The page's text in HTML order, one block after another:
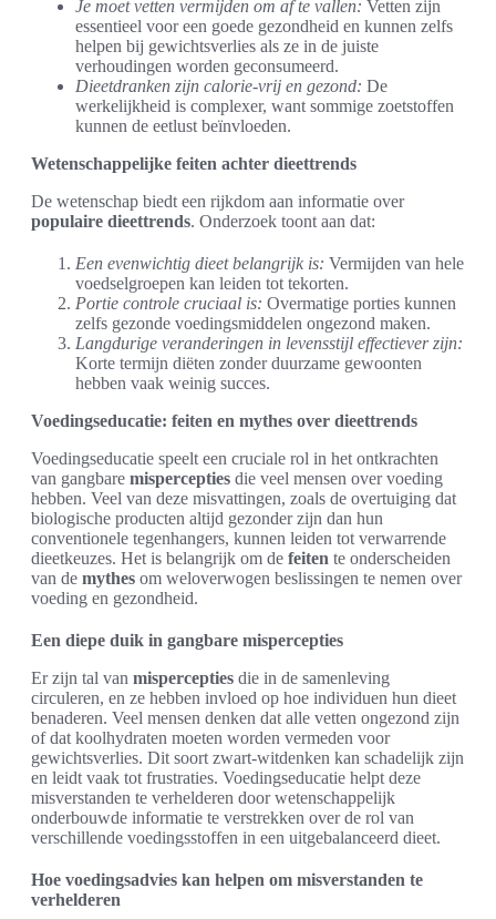
Je moet vetten vermijden om af te vallen: Vetten zijn
essentieel voor een goede gezondheid en kunnen zelfs
helpen bij gewichtsverlies als ze in de juiste
verhoudingen worden geconsumeerd.
Dieetdranken zijn calorie-vrij en gezond: De
werkelijkheid is complexer, want sommige zoetstoffen
kunnen de eetlust beïnvloeden.
Wetenschappelijke feiten achter dieettrends
De wetenschap biedt een rijkdom aan informatie over
populaire dieettrends. Onderzoek toont aan dat:
Een evenwichtig dieet belangrijk is: Vermijden van hele
voedselgroepen kan leiden tot tekorten.
Portie controle cruciaal is: Overmatige porties kunnen
zelfs gezonde voedingsmiddelen ongezond maken.
Langdurige veranderingen in levensstijl effectiever zijn:
Korte termijn diëten zonder duurzame gewoonten
hebben vaak weinig succes.
Voedingseducatie: feiten en mythes over dieettrends
Voedingseducatie speelt een cruciale rol in het ontkrachten
van gangbare mispercepties die veel mensen over voeding
hebben. Veel van deze misvattingen, zoals de overtuiging dat
biologische producten altijd gezonder zijn dan hun
conventionele tegenhangers, kunnen leiden tot verwarrende
dieetkeuzes. Het is belangrijk om de feiten te onderscheiden
van de mythes om weloverwogen beslissingen te nemen over
voeding en gezondheid.
Een diepe duik in gangbare mispercepties
Er zijn tal van mispercepties die in de samenleving
circuleren, en ze hebben invloed op hoe individuen hun dieet
benaderen. Veel mensen denken dat alle vetten ongezond zijn
of dat koolhydraten moeten worden vermeden voor
gewichtsverlies. Dit soort zwart-witdenken kan schadelijk zijn
en leidt vaak tot frustraties. Voedingseducatie helpt deze
misverstanden te verhelderen door wetenschappelijk
onderbouwde informatie te verstrekken over de rol van
verschillende voedingsstoffen in een uitgebalanceerd dieet.
Hoe voedingsadvies kan helpen om misverstanden te
verhelderen